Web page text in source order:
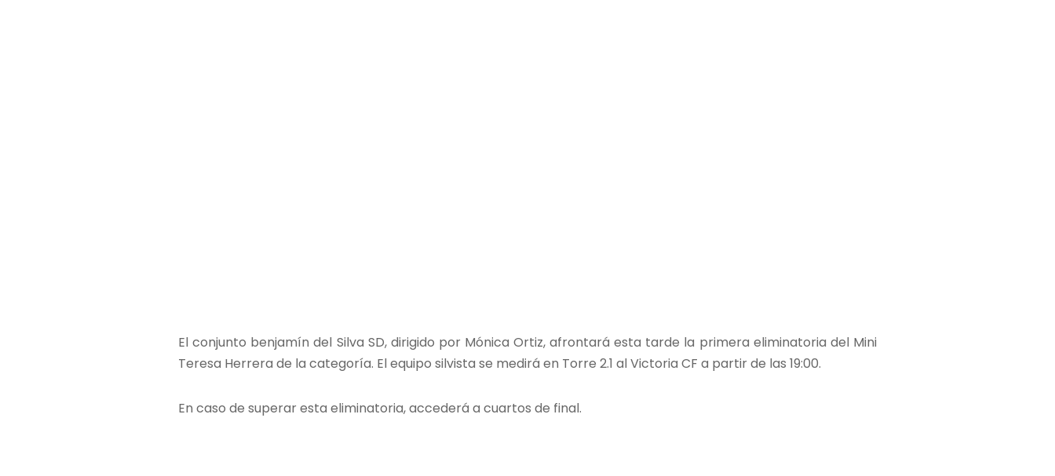
El conjunto benjamín del Silva SD, dirigido por Mónica Ortiz, afrontará esta tarde la primera eliminatoria del Mini
Teresa Herrera de la categoría. El equipo silvista se medirá en Torre 2.1 al Victoria CF a partir de las 19:00.
En caso de superar esta eliminatoria, accederá a cuartos de final.